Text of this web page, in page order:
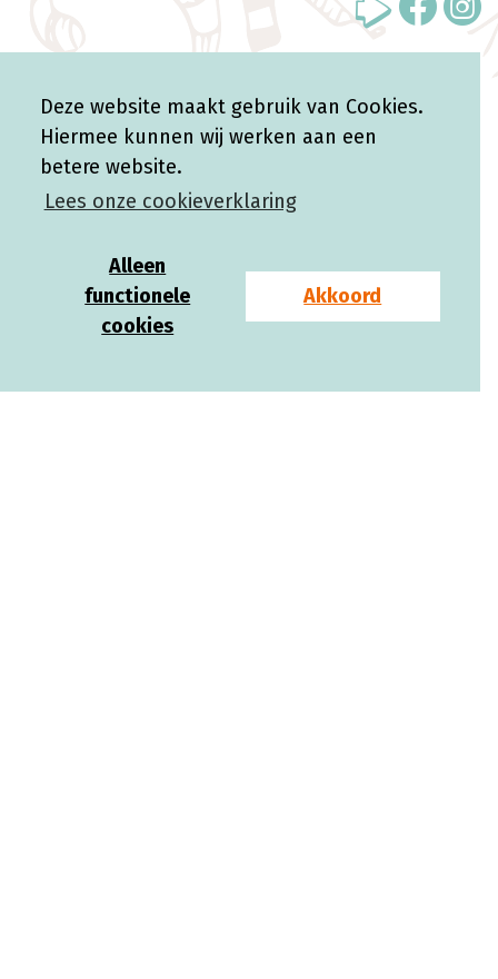
Deze website maakt gebruik van Cookies.
Hiermee kunnen wij werken aan een
betere website.
Lees onze cookieverklaring
Alleen
functionele
cookies
Akkoord
WebVooruit */ ?>